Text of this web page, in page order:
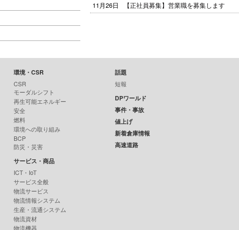
11月26日 【正社員募集】営業職を募集します
環境・CSR
CSR
モーダルシフト
再生可能エネルギー
安全
燃料
環境への取り組み
BCP
防災・災害
サービス・商品
ICT・IoT
サービス全般
物流サービス
物流情報システム
生産・流通システム
物流資材
物流機器
話題
短報
DPワールド
事件・事故
値上げ
新着倉庫情報
高速道路